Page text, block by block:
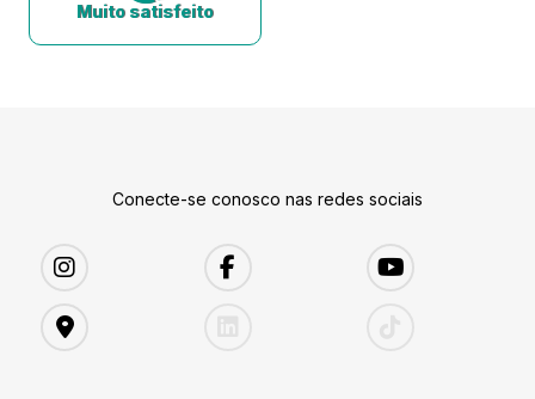
Muito satisfeito
Conecte-se conosco nas redes sociais